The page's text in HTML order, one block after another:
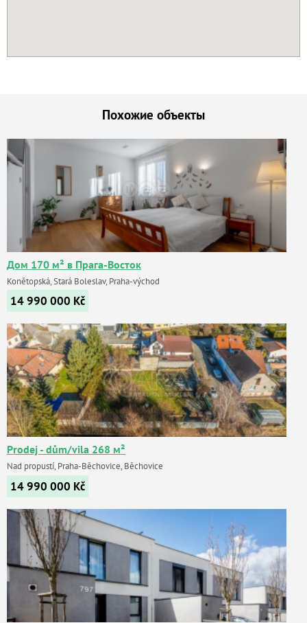
Похожие объекты
Дом 170 м² в Прага-Восток
Konětopská, Stará Boleslav, Praha-východ
14 990 000 Kč
Prodej - dům/vila 268 м²
Nad propustí, Praha-Běchovice, Běchovice
14 990 000 Kč